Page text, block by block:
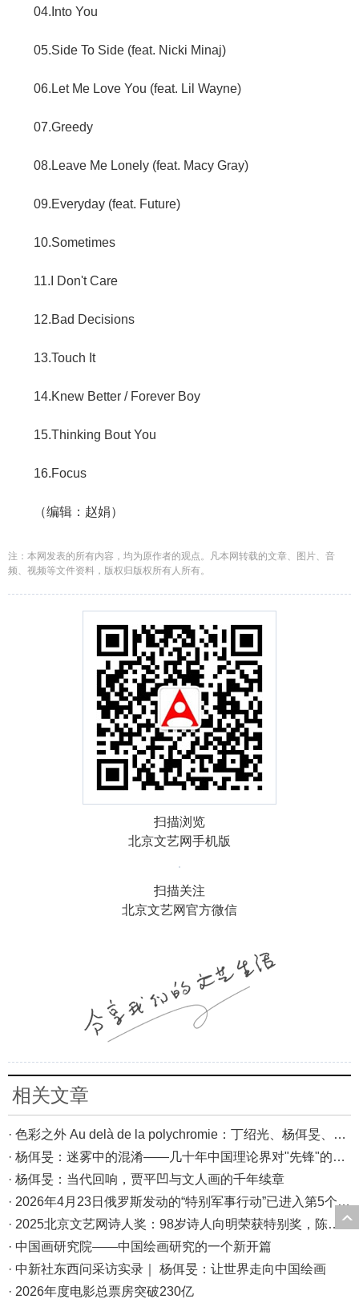
04.Into You
05.Side To Side (feat. Nicki Minaj)
06.Let Me Love You (feat. Lil Wayne)
07.Greedy
08.Leave Me Lonely (feat. Macy Gray)
09.Everyday (feat. Future)
10.Sometimes
11.I Don't Care
12.Bad Decisions
13.Touch It
14.Knew Better / Forever Boy
15.Thinking Bout You
16.Focus
（编辑：赵娟）
注：本网发表的所有内容，均为原作者的观点。凡本网转载的文章、图片、音
频、视频等文件资料，版权归版权所有人所有。
扫描浏览
北京文艺网手机版
扫描关注
北京文艺网官方微信
相关文章
· 色彩之外 Au delà de la polychromie：丁绍光、杨佴旻、Alain Cardenas·Castro巴黎展
· 杨佴旻：迷雾中的混淆——几十年中国理论界对"先锋"的误读，对创作的误导
· 杨佴旻：当代回响，贾平凹与文人画的千年续章
· 2026年4月23日俄罗斯发动的“特别军事行动”已进入第5个年头，俄乌局势最新综述
· 2025北京文艺网诗人奖：98岁诗人向明荣获特别奖，陈东东荣获诗人奖，茱萸荣获年度诗人奖！
· 中国画研究院——中国绘画研究的一个新开篇
· 中新社东西问采访实录｜ 杨佴旻：让世界走向中国绘画
· 2026年度电影总票房突破230亿